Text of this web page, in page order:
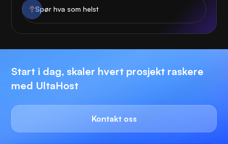
Start i dag, skaler hvert prosjekt raskere
med UltaHost
Kontakt oss